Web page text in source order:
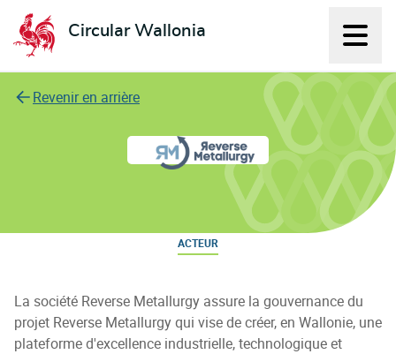
Circular Wallonia
L'économie circulaire
Revenir en arrière
Reverse Metallurgy
ACTEUR
La société Reverse Metallurgy assure la gouvernance du
projet Reverse Metallurgy qui vise de créer, en Wallonie, une
plateforme d'excellence industrielle, technologique et